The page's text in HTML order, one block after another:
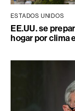
ESTADOS UNIDOS
EE.UU. se
hogar por clima